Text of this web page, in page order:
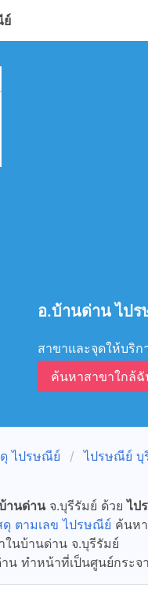
ย์
อ.บ้านด่าน ไป
สาขาและจุดให้บริ
ค้นหาสาขาใกล้
ไปรษณีย์ ไปรษณีย์ บุ
านด่านจ.บุรีรัมย์ ด้วยไป
ดุ ตามเลข ไปรษณีย์ ค้นห
นบ้านด่าน จ.บุรีรัมย์
น ทำหน้าที่เป็นศูนย์กระจ